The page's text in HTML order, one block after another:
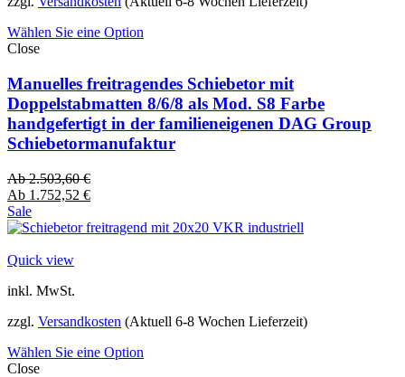
Wählen Sie eine Option
Close
Manuelles freitragendes Schiebetor mit
Doppelstabmatten 8/6/8 als Mod. S8 Farbe
handgefertigt in der familieneigenen DAG Group
Schiebetormanufaktur
Ab2.503,60€
Ab 1.752,52 €
Sale
Quick view
inkl. MwSt.
zzgl. Versandkosten (Aktuell 6-8 Wochen Lieferzeit)
Wählen Sie eine Option
Close